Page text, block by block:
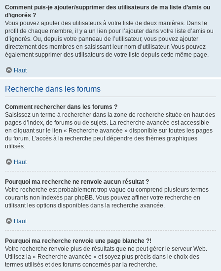
Comment puis-je ajouter/supprimer des utilisateurs de ma liste d’amis ou
d’ignorés ?
Vous pouvez ajouter des utilisateurs à votre liste de deux manières. Dans le
profil de chaque membre, il y a un lien pour l’ajouter dans votre liste d’amis ou
d’ignorés. Ou, depuis votre panneau de l’utilisateur, vous pouvez ajouter
directement des membres en saisissant leur nom d’utilisateur. Vous pouvez
également supprimer des utilisateurs de votre liste depuis cette même page.
Haut
Recherche dans les forums
Comment rechercher dans les forums ?
Saisissez un terme à rechercher dans la zone de recherche située en haut des
pages d’index, de forums ou de sujets. La recherche avancée est accessible
en cliquant sur le lien « Recherche avancée » disponible sur toutes les pages
du forum. L’accès à la recherche peut dépendre des thèmes graphiques
utilisés.
Haut
Pourquoi ma recherche ne renvoie aucun résultat ?
Votre recherche est probablement trop vague ou comprend plusieurs termes
courants non indexés par phpBB. Vous pouvez affiner votre recherche en
utilisant les options disponibles dans la recherche avancée.
Haut
Pourquoi ma recherche renvoie une page blanche ?!
Votre recherche renvoie plus de résultats que ne peut gérer le serveur Web.
Utilisez la « Recherche avancée » et soyez plus précis dans le choix des
termes utilisés et des forums concernés par la recherche.